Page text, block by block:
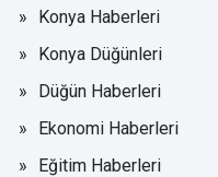
Konya Haberleri
Konya Düğünleri
Düğün Haberleri
Ekonomi Haberleri
Eğitim Haberleri